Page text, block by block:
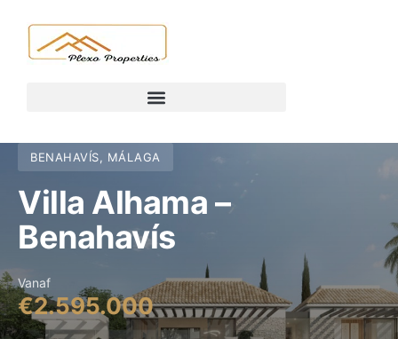
BENAHAVÍS, MÁLAGA
Villa Alhama –
Benahavís
Vanaf
€2.595.000